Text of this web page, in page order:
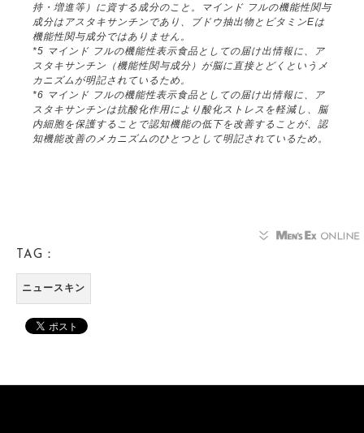
持・増進等）に資する成分のこと。マインド フルの機能性関与
成分はアスタキサンチンであり、ブドウ抽出物とビタミンEは
機能性関与成分ではありません。
*5 マインド フルの機能性表示食品としての届け出情報に、ア
スタキサンチン（機能性関与成分）が脳に直接とどくというメ
カニズムが明記されているため。
*6 マインド フルの機能性表示食品としての届け出情報に、ア
スタキサンチンは抗酸化作用により酸化ストレスを軽減し、脳
内細胞を保護することで認知機能の低下を改善することが、認
知機能改善のメカニズムのひとつとして明記されているため。
TAG：
ニュースキン